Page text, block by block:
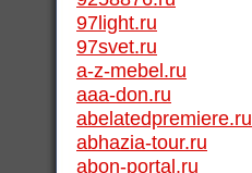
97light.ru
97svet.ru
a-z-mebel.ru
aaa-don.ru
abelatedpremiere.ru
abhazia-tour.ru
abon-portal.ru